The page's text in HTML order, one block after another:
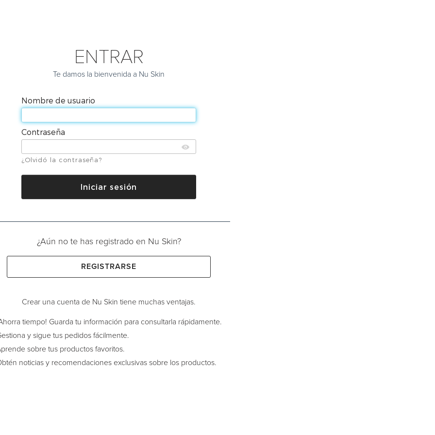
ENTRAR
Te damos la bienvenida a Nu Skin
Nombre de usuario
Contraseña
¿Olvidó la contraseña?
¿Aún no te has registrado en Nu Skin?
REGISTRARSE
Crear una cuenta de Nu Skin tiene muchas ventajas.
tiempo! Guarda tu información para consultarla rápidamente.
y sigue tus pedidos fácilmente.
sobre tus productos favoritos.
noticias y recomendaciones exclusivas sobre los productos.